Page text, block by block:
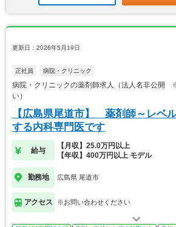
更新日：2026年5月19日
正社員 病院・クリニック
病院・クリニックの薬剤師求人（法人名非公開
い）
【広島県尾道市】 薬剤師～レベ
する内科専門医です
給与
【月収】25.0万円以上
【年収】400万円以上 モデル
勤務地 広島県 尾道市
アクセス ※お問い合わせください